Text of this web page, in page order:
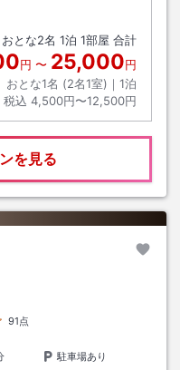
おとな2名 1泊 1部屋 合計
円 〜 25,000円
おとな1名 (2名1室)｜ 1泊
税込 4,500円〜12,500円
を見る
91点
駐車場あり